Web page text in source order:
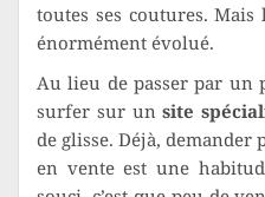
toutes ses coutures.
énormément évolué.
Au lieu de passer par un
surfer sur unsite
de glisse. Déjà,
en vente est une